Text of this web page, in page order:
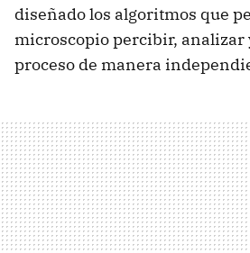
diseñado los algoritmos que
microscopio percibir, analizar
proceso de manera